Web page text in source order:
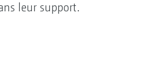
leur support.